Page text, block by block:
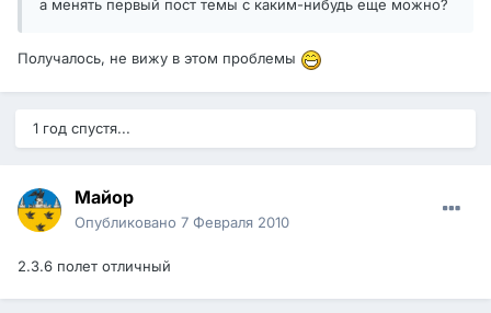
а менять первый пост темы с каким-нибудь еще можно?
Получалось, не вижу в этом проблемы
1 год спустя...
Майор
Опубликовано 7 Февраля 2010
2.3.6 полет отличный